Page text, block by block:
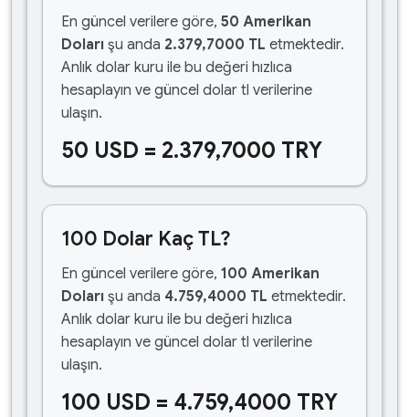
En güncel verilere göre, 50 Amerikan
Doları şu anda 2.379,7000 TL etmektedir.
Anlık dolar kuru ile bu değeri hızlıca
hesaplayın ve güncel dolar tl verilerine
ulaşın.
50 USD = 2.379,7000 TRY
100 Dolar Kaç TL?
En güncel verilere göre, 100 Amerikan
Doları şu anda 4.759,4000 TL etmektedir.
Anlık dolar kuru ile bu değeri hızlıca
hesaplayın ve güncel dolar tl verilerine
ulaşın.
100 USD = 4.759,4000 TRY